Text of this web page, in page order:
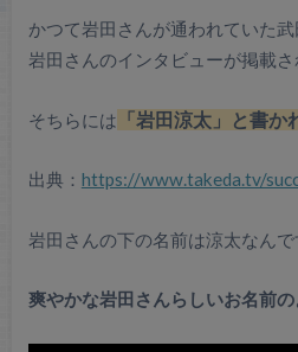
かつて岩田さんが通われていた
岩田さんのインタビューが掲載さ
そちらには 「岩田涼太」と書か
出典： https://www.takeda.tv/
岩田さんの下の名前は涼太なんで
爽やかな岩田さんらしいお名前の